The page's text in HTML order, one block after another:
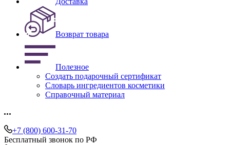
Возврат товара
Полезное
Создать подарочный сертификат
Словарь ингредиентов косметики
Справочный материал
+7 (800) 600-31-70
Бесплатный звонок по РФ